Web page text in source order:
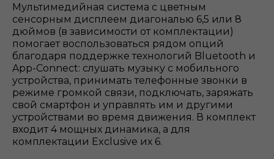
Мультимедийная система с цветным
сенсорным дисплеем диагональю 6,5 или 8
дюймов (в зависимости от комплектации)
помогает воспользоваться рядом опций
благодаря поддержке технологий Bluetooth и
App-Connect: слушать музыку с мобильного
устройства, принимать телефонные звонки в
режиме громкой связи, подключать, заряжать
свой смартфон и управлять им и другими
устройствами во время движения. В комплект
входит 4 мощных динамика, а для
комплектации Exclusive их 6.